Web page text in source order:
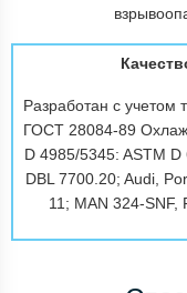
Разработан с учетом
ГОСТ 28084-89
D 4985/5345: ASTM
DBL 7700.20; Audi,
11; MAN 324-